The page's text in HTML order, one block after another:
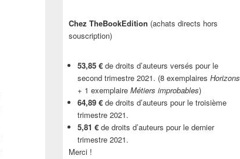
Chez TheBookEdition (achats directs hors
souscription)
53,85 € de droits d’auteurs versés pour le
second trimestre 2021. (8 exemplaires Horizons
+ 1 exemplaire Métiers improbables)
64,89 € de droits d’auteurs pour le troisième
trimestre 2021.
5,81 € de droits d’auteurs pour le dernier
trimestre 2021.
Merci !